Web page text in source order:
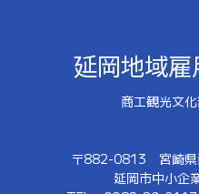
延岡地域
商工観光文
〒882-0813
宮崎
延岡市中小企